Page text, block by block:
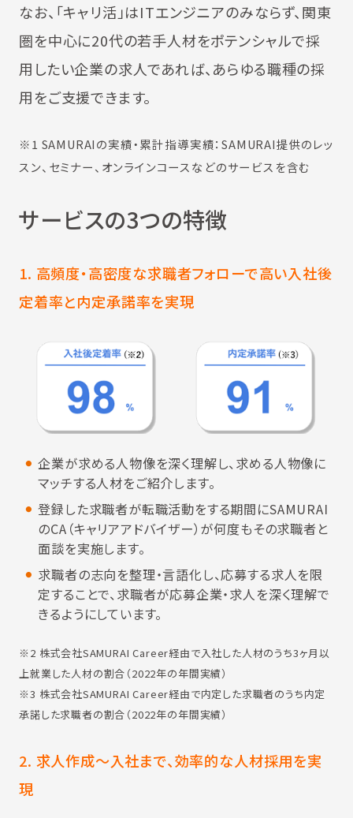
なお、「キャリ活」はITエンジニアのみならず、関東
圏を中心に20代の若手人材をポテンシャルで採
用したい企業の求人であれば、あらゆる職種の採
用をご支援できます。
※1 SAMURAIの実績・累計指導実績：SAMURAI提供のレッ
スン、セミナー、オンラインコースなどのサービスを含む
サービスの3つの特徴
1. 高頻度・高密度な求職者フォローで高い入社後
定着率と内定承諾率を実現
企業が求める人物像を深く理解し、求める人物像に
マッチする人材をご紹介します。
登録した求職者が転職活動をする期間にSAMURAI
のCA（キャリアアドバイザー）が何度もその求職者と
面談を実施します。
求職者の志向を整理・言語化し、応募する求人を限
定することで、求職者が応募企業・求人を深く理解で
きるようにしています。
※2 株式会社SAMURAI Career経由で入社した人材のうち3ヶ月以
上就業した人材の割合（2022年の年間実績）
※3 株式会社SAMURAI Career経由で内定した求職者のうち内定
承諾した求職者の割合（2022年の年間実績）
2. 求人作成～入社まで、効率的な人材採用を実
現